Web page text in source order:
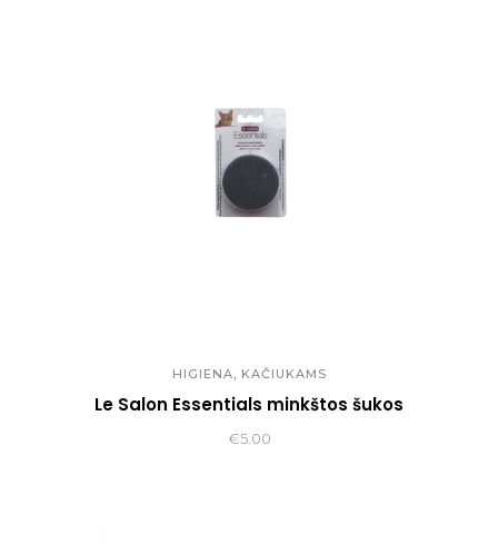
HIGIENA, KAČIUKAMS
Le Salon Essentials minkštos šukos
€5.00